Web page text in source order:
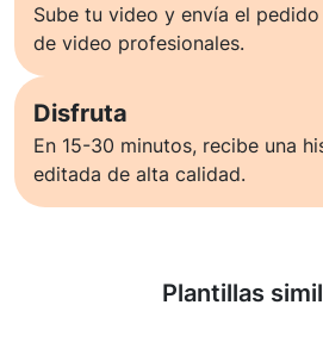
Sube tu video y envía el
de video profesionales.
Disfruta
En 15-30 minutos, recibe una
editada de alta calidad.
PlantillasSaber más